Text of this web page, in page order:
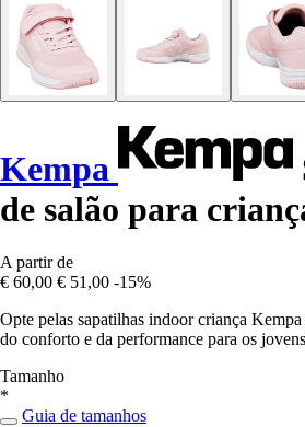
Kempa
de salão para
A partir de
€ 60,00 € 51,00 -15%
Opte pelas sapatilhas indoor criança
do conforto e da performance para os
Tamanho
*
Guia de tamanhos